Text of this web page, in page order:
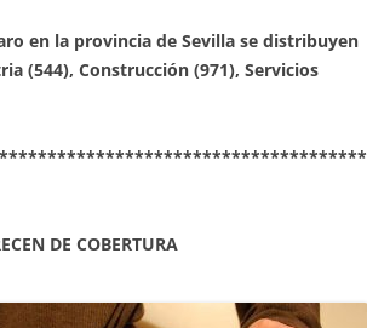
en la provincia de Sevilla se distribuyen
(544), Construcción (971), Servicios
DE COBERTURA